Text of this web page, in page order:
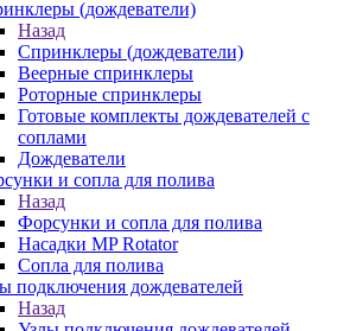
(дождеватели)
Назад
Спринклеры (дождеватели)
Веерные спринклеры
Роторные спринклеры
Готовые комплекты дождевателей с
соплами
Дождеватели
и сопла для полива
Назад
Форсунки и сопла для полива
Насадки MP Rotator
Сопла для полива
подключения дождевателей
Назад